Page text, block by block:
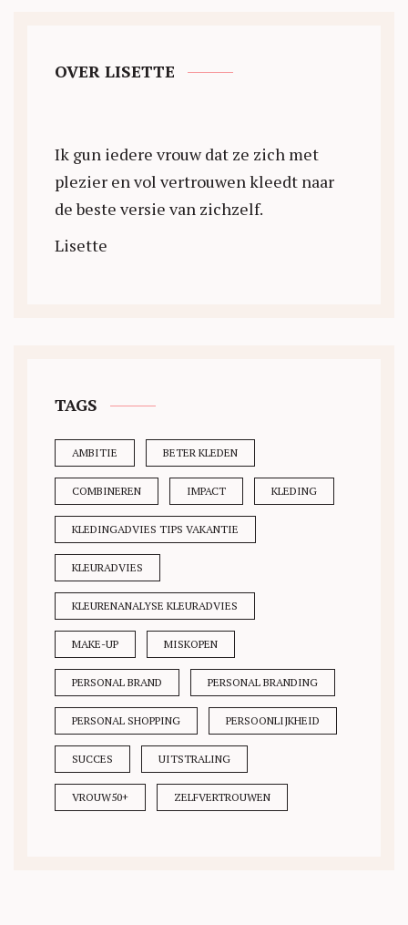
OVER LISETTE
Ik gun iedere vrouw dat ze zich met
plezier en vol vertrouwen kleedt naar
de beste versie van zichzelf.
Lisette
TAGS
AMBITIE BETER KLEDEN
COMBINEREN IMPACT KLEDING
KLEDINGADVIES TIPS VAKANTIE
KLEURADVIES
KLEURENANALYSE KLEURADVIES
MAKE-UP MISKOPEN
PERSONAL BRAND PERSONAL BRANDING
PERSONAL SHOPPING PERSOONLIJKHEID
SUCCES UITSTRALING
VROUW50+ ZELFVERTROUWEN